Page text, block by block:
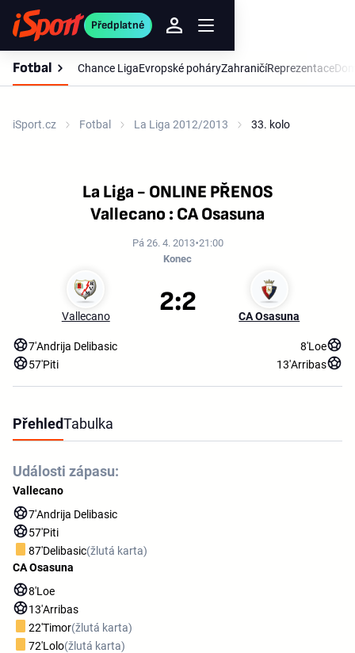
Předplatné
Fotbal Chance LigaEvropské poháryZahraničíReprezentace
iSport.cz Fotbal La Liga 2012/2013 33. kolo
La Liga - ONLINE PŘENOS
Vallecano : CA Osasuna
Pá 26. 4. 2013 21:00
Konec
Vallecano CA Osasuna
2:2
7'Andrija Delibasic
57'Piti
8'Loe
13'Arribas
PřehledTabulka
Události zápasu:
Vallecano
7'Andrija Delibasic
57'Piti
87'Delibasic(žlutá karta)
CA Osasuna
8'Loe
13'Arribas
22'Timor(žlutá karta)
72'Lolo(žlutá karta)